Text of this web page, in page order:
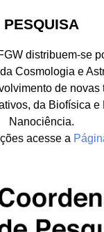
PESQUISA
distribuem-se
Cosmologia e
de novas
da Biofísica e
Nanociência.
acesse a